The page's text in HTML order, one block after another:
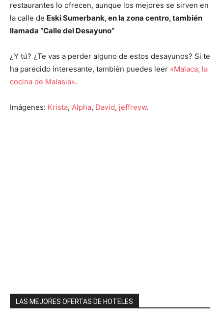
restaurantes lo ofrecen, aunque los mejores se sirven en
la calle de Eski Sumerbank, en la zona centro, también
llamada “Calle del Desayuno”
¿Y tú? ¿Te vas a perder alguno de estos desayunos? Si te
ha parecido interesante, también puedes leer «Malaca, la
cocina de Malasia».
Imágenes: Krista, Alpha, David, jeffreyw.
LAS MEJORES OFERTAS DE HOTELES